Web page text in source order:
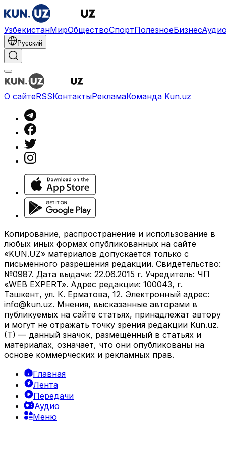
УзбекистанМирОбществоСпортПолезноеБизнес
Русский
О сайтеRSSКонтактыРекламаКоманда Kun.uz
Копирование, распространение и использование в
любых иных формах опубликованных на сайте
«KUN.UZ» материалов допускается только с
письменного разрешения редакции. Свидетельство:
№0987. Дата выдачи: 22.06.2015 г. Учредитель: ЧП
«WEB EXPERT». Адрес редакции: 100043, г.
Ташкент, ул. К. Ерматова, 12. Электронный адрес:
info@kun.uz. Мнения, высказанные авторами в
публикуемых на сайте статьях, принадлежат автору
и могут не отражать точку зрения редакции Kun.uz.
(T) — данный значок, размещённый в статьях и
материалах, означает, что они опубликованы на
основе коммерческих и рекламных прав.
Главная
Лента
Передачи
Аудио
Меню